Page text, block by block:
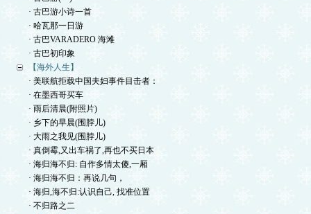
· 古巴游小诗一首
· 哈瓦那一日游
· 古巴VARADERO 海滩
· 古巴初印象
【海外人生】
· 美联航拒载中国夫妇事件目击者：
· 在墨西哥买车
· 雨后清晨(附照片)
· 乡下的早晨(围脖儿)
· 大雨之我见(围脖儿)
· 真倒霉,又出车祸了,再也不买日本
· 海归海不归: 自作多情太傻,一厢
· 海归海不归：再说几句，
· 海归,海不归:认识自己, 找准位置
· 不归路之二